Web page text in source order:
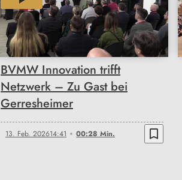
00:28
BVMW Innovation trifft
Netzwerk – Zu Gast bei
Gerresheimer
13. Feb. 202614:41 00:28 Min. bookmark_border